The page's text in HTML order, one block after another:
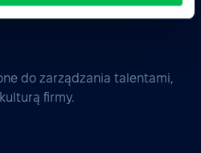
do zarządzania talentami,
firmy.